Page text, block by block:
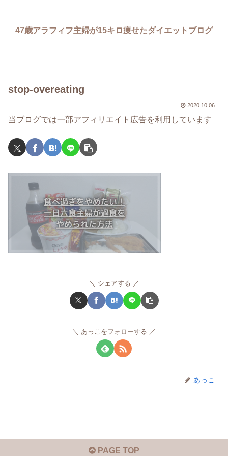
47歳アラフィフ主婦が15キロ痩せたダイエットブログ
stop-overeating
2020.10.06
当ブログでは一部アフィリエイト広告を利用しています
シェアする
あっこをフォローする
あっこ
PAGE TOP